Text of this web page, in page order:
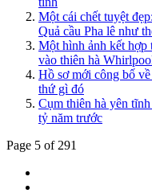
Một cái chết tuyệt
Quả cầu Pha lê như
Một hình ảnh kết hợp
vào thiên hà
Hồ sơ mới công bố
thứ gì đó
Cụm thiên hà yên
tỷ năm trước
Page 5 of 291